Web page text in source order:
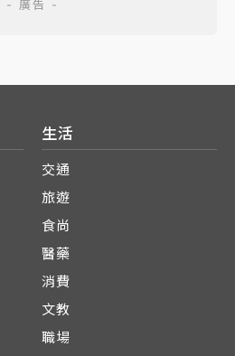
生活
交通
旅遊
食尚
醫藥
消費
文教
職場